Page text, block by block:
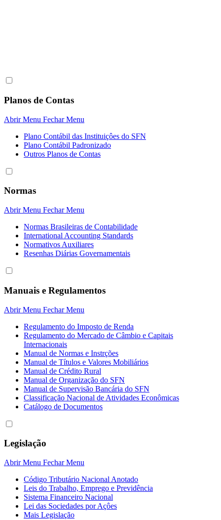
Planos de Contas
Abrir Menu Fechar Menu
Plano Contábil das Instituiçôes do SFN
Plano Contábil Padronizado
Outros Planos de Contas
Normas
Abrir Menu Fechar Menu
Normas Brasileiras de Contabilidade
International Accounting Standards
Normativos Auxiliares
Resenhas Diárias Governamentais
Manuais e Regulamentos
Abrir Menu Fechar Menu
Regulamento do Imposto de Renda
Regulamento do Mercado de Câmbio e Capitais
Internacionais
Manual de Normas e Instrções
Manual de Títulos e Valores Mobiliários
Manual de Crédito Rural
Manual de Organização do SFN
Manual de Supervisão Bancária do SFN
Classificação Nacional de Atividades Econômicas
Catálogo de Documentos
Legislação
Abrir Menu Fechar Menu
Código Tributário Nacional Anotado
Leis do Trabalho, Emprego e Previdência
Sistema Financeiro Nacional
Lei das Sociedades por Açôes
Mais Legislação